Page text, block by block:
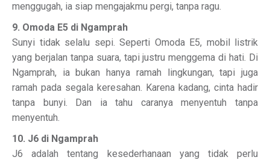
menggugah, ia siap mengajakmu pergi, tanpa ragu.
9. Omoda E5 di Ngamprah
Sunyi tidak selalu sepi. Seperti Omoda E5, mobil listrik
yang berjalan tanpa suara, tapi justru menggema di hati. Di
Ngamprah, ia bukan hanya ramah lingkungan, tapi juga
ramah pada segala keresahan. Karena kadang, cinta hadir
tanpa bunyi. Dan ia tahu caranya menyentuh tanpa
menyentuh.
10. J6 di Ngamprah
J6 adalah tentang kesederhanaan yang tidak perlu